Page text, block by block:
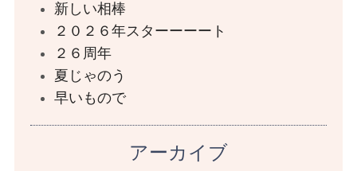
新しい相棒
２０２６年スターーーート
２６周年
夏じゃのう
早いもので
アーカイブ